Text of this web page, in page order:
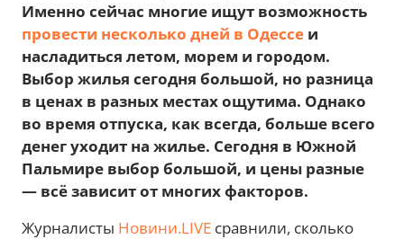
Именно сейчас многие ищут возможность
провести несколько дней в Одессе и
насладиться летом, морем и городом.
Выбор жилья сегодня большой, но разница
в ценах в разных местах ощутима. Однако
во время отпуска, как всегда, больше всего
денег уходит на жилье. Сегодня в Южной
Пальмире выбор большой, и цены разные
— всё зависит от многих факторов.
Журналисты Новини.LIVE сравнили, сколько